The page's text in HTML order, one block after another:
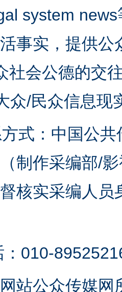
system
事实，提供
社会公德的交
众/民众信息现
式：中国公共
制作采编部/
核实采编人员
010-
站公众传媒
有效落实 一纸欠